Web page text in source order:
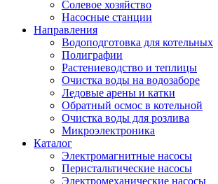
Солевое хозяйство
Насосные станции
Направления
Водоподготовка для котельных
Полиграфии
Растениеводство и теплицы
Очистка воды на водозаборе
Ледовые арены и катки
Обратный осмос в котельной
Очистка воды для розлива
Микроэлектроника
Каталог
Электромагнитные насосы
Перистальтические насосы
Электромеханические насосы